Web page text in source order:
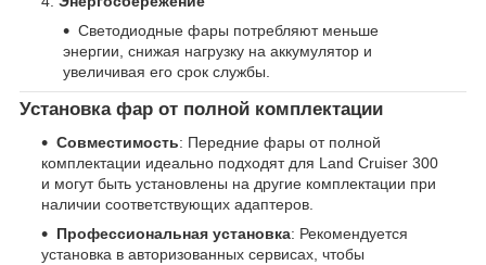
Светодиодные фары потребляют меньше
энергии, снижая нагрузку на аккумулятор и
увеличивая его срок службы.
Установка фар от полной комплектации
Совместимость: Передние фары от полной
комплектации идеально подходят для Land Cruiser 300
и могут быть установлены на другие комплектации при
наличии соответствующих адаптеров.
Профессиональная установка: Рекомендуется
установка в авторизованных сервисах, чтобы